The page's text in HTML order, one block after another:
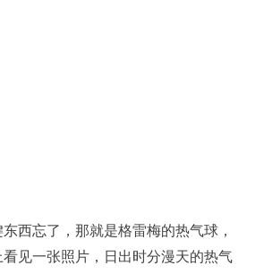
西忘了，那就是格雷梅的热气球，
见一张照片，日出时分漫天的热气